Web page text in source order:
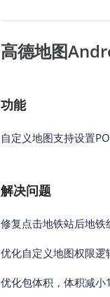
高德地图
功能
自定义地图支持设置
解决问题
修复点击地铁站后地
优化自定义地图权限逻
优化包体积，体积减小